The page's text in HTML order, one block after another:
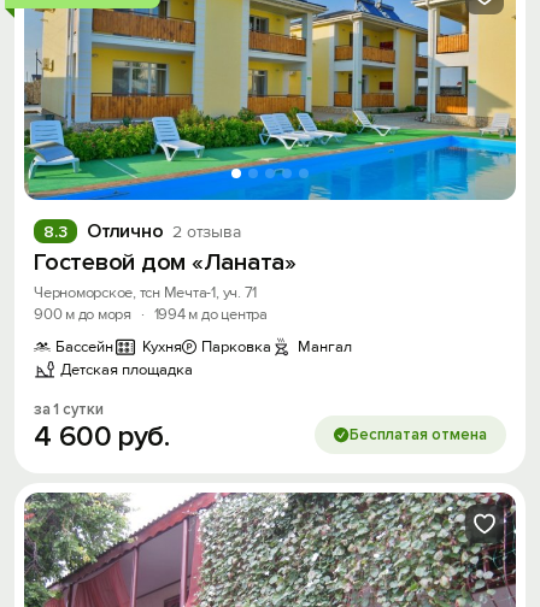
Отлично 2 отзыва
8.3
Гостевой дом «Ланата»
Черноморское, тсн Мечта-1, уч. 71
900 м до моря
· 1994 м до центра
Бассейн
Кухня Парковка
Мангал
Детская площадка
за 1 сутки
4 600 руб. Бесплатая отмена